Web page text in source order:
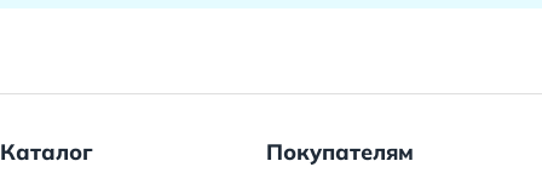
Каталог Покупателям